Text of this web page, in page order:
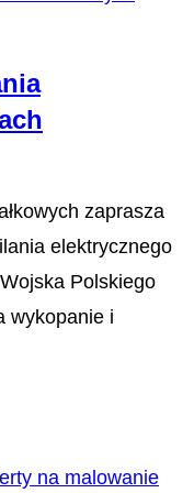
zaprasza
elektrycznego
Polskiego
wykopanie i